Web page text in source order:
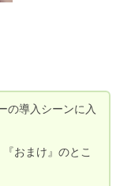
の導入シーンに入
おまけ』のとこ